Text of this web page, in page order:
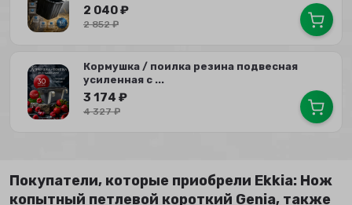
2 040₽
2 852₽
Кормушка / поилка резина подвесная
усиленная с ...
3 174 ₽
4 327₽
Покупатели, которые приобрели Ekkia: Нож
копытный петлевой короткий Genia, также